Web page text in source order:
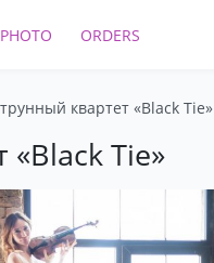
PHOTO ORDERS
квартет «Black Tie»
Tie»